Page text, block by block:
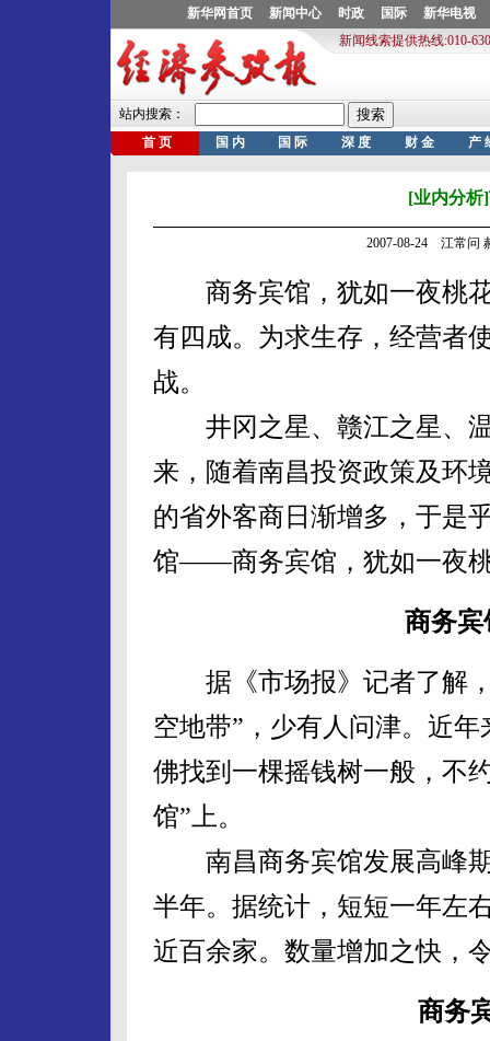
[业内分析]
2007-08-24 江常问
商务宾馆，犹如一夜桃花
有四成。为求生存，经营者
战。
井冈之星、赣江之星、
来，随着南昌投资政策及环
的省外客商日渐增多，于是
馆——商务宾馆，犹如一夜
商务
据《市场报》记者了解，
空地带”，少有人问津。近
佛找到一棵摇钱树一般，不
馆”上。
南昌商务宾馆发展高峰期
半年。据统计，短短一年左
近百余家。数量增加之快，
商务